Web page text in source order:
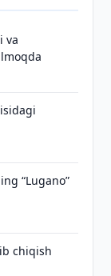
va
“Lugano”
chiqish